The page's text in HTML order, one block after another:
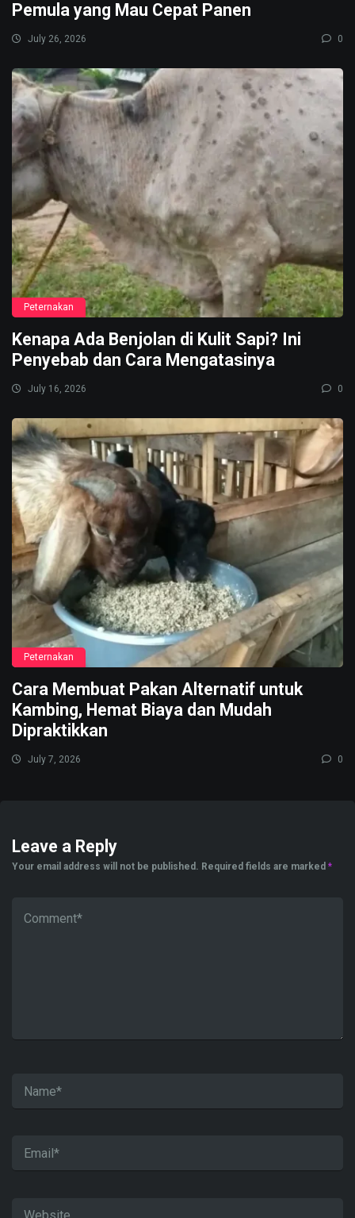
Pemula yang Mau Cepat Panen
July 26, 2026 0
Peternakan
Kenapa Ada Benjolan di Kulit Sapi? Ini
Penyebab dan Cara Mengatasinya
July 16, 2026 0
Peternakan
Cara Membuat Pakan Alternatif untuk
Kambing, Hemat Biaya dan Mudah
Dipraktikkan
July 7, 2026 0
Leave a Reply
Your email address will not be published. Required fields are marked *